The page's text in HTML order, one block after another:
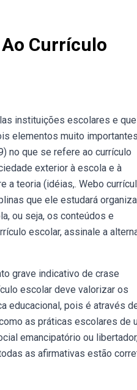
Currículo
instituições escolares e que
elementos muito
no que se refere ao currículo
exterior à escola e à
a teoria (idéias,. Webo
que ele estudará
ou seja, os conteúdos e
escolar, assinale a
grave indicativo de crase
escolar deve valorizar os
educacional, pois é através
as práticas escolares de
emancipatório ou
as afirmativas estão